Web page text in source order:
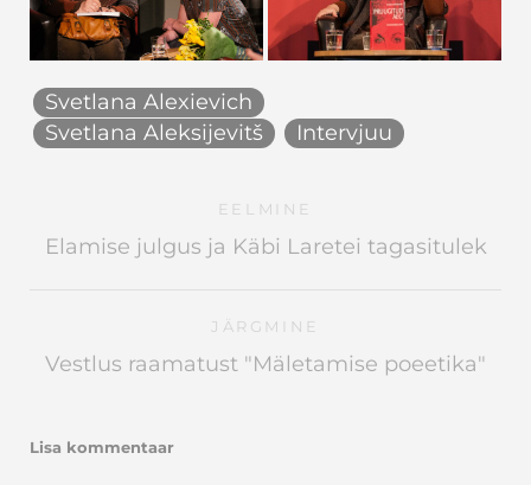
Svetlana Alexievich
Svetlana Aleksijevitš
Intervjuu
EELMINE
Elamise julgus ja Käbi Laretei tagasitulek
JÄRGMINE
Vestlus raamatust "Mäletamise poeetika"
Lisa kommentaar